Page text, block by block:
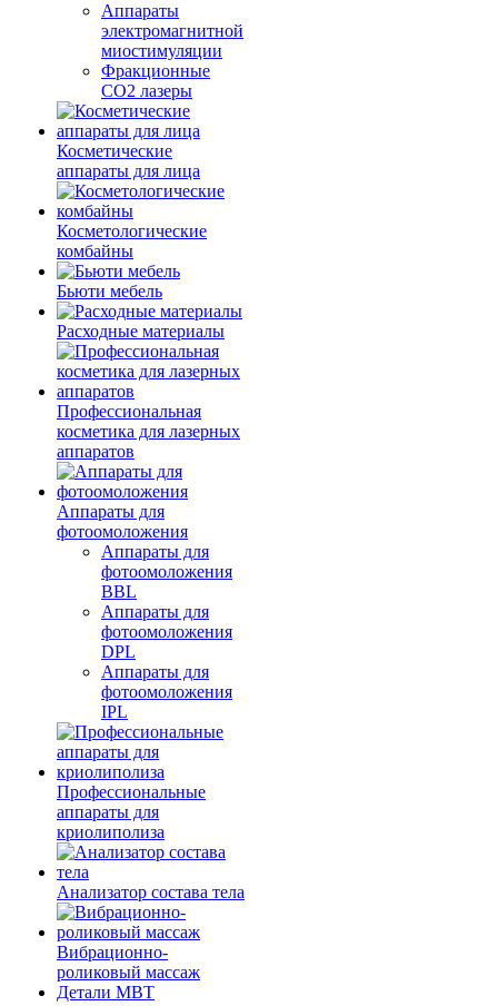
Аппараты
электромагнитной
миостимуляции
Фракционные
CO2 лазеры
Косметические
аппараты для лица
Косметологические
комбайны
Бьюти мебель
Расходные материалы
Профессиональная
косметика для лазерных
аппаратов
Аппараты для
фотоомоложения
Аппараты для
фотоомоложения
BBL
Аппараты для
фотоомоложения
DPL
Аппараты для
фотоомоложения
IPL
Профессиональные
аппараты для
криолиполиза
Анализатор состава тела
Вибрационно-
роликовый массаж
Детали MBT